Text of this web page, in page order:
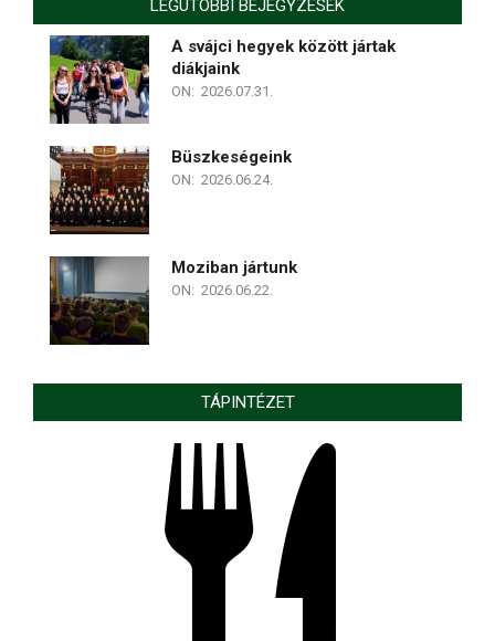
LEGUTÓBBI BEJEGYZÉSEK
A svájci hegyek között jártak
diákjaink
ON: 2026.07.31.
Büszkeségeink
ON: 2026.06.24.
Moziban jártunk
ON: 2026.06.22.
TÁPINTÉZET